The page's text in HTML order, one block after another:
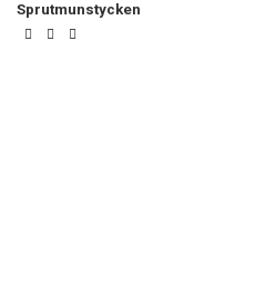
Sprutmunstycken